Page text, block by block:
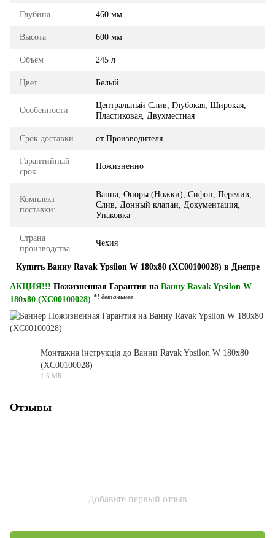
Глубина 460 мм
Высота 600 мм
Объём 245 л
Цвет Белый
Особенности
Центральный Слив, Глубокая, Широкая,
Пластиковая, Двухместная
Срок доставки от Производителя
Гарантийный
срок
Пожизненно
Комплект
поставки:
Ванна, Опоры (Ножки), Сифон, Перелив,
Слив, Донный клапан, Документация,
Упаковка
Страна
производства
Чехия
Купить Ванну Ravak Ypsilon W 180x80 (XC00100028) в Днепре
АКЦИЯ!!! Пожизненная Гарантия на Ванну Ravak Ypsilon W
180x80 (XC00100028) *! детальнее
Монтажна інструкція до Ванни Ravak Ypsilon W 180x80
(XC00100028)
1.5 МБ
Отзывы
Добавьте первый отзыв